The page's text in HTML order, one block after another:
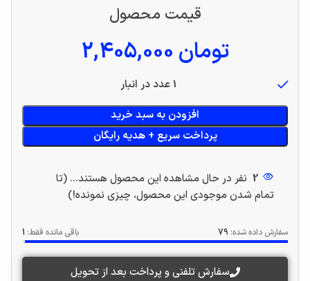
قیمت محصول
تومان
1 عدد در انبار
افزودن به سبد خرید
پرداخت سریع + هدیه رایگان
2 نفر در حال مشاهده این محصول هستند... (تا
تمام شدن موجودی این محصول، چیزی نمونده!)
سفارش داده شده: 79 باقی مانده فقط: 1
سفارش تلفنی و پرداخت بعد از تحویل